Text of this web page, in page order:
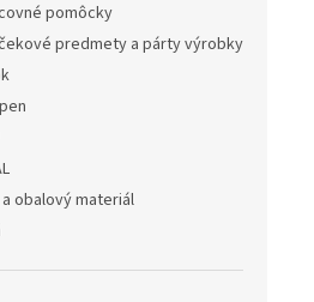
pomôcky
predmety a párty výrobky
obalový materiál